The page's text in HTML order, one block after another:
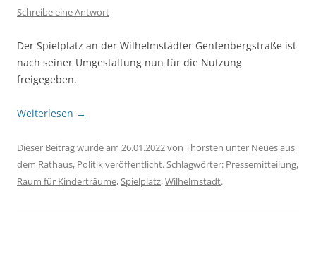
Schreibe eine Antwort
Der Spielplatz an der Wilhelmstädter Genfenbergstraße ist
nach seiner Umgestaltung nun für die Nutzung
freigegeben.
Weiterlesen →
Dieser Beitrag wurde am 26.01.2022von Thorsten unter Neues aus
dem Rathaus, Politikveröffentlicht. Schlagwörter: Pressemitteilung,
Raum für Kinderträume,Spielplatz,Wilhelmstadt.